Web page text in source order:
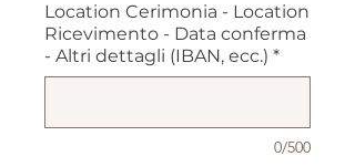
Location Cerimonia - Location
Ricevimento - Data conferma
- Altri dettagli (IBAN, ecc.) *
0/500